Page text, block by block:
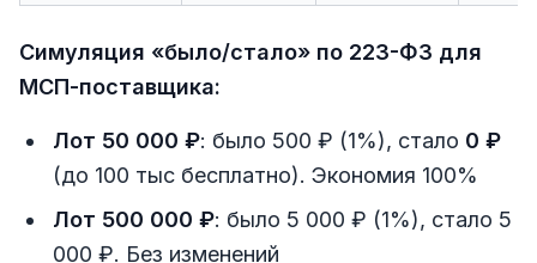
Симуляция «было/стало» по 223-ФЗ для
МСП-поставщика:
Лот 50 000 ₽: было 500 ₽ (1%), стало 0 ₽
(до 100 тыс бесплатно). Экономия 100%
Лот 500 000 ₽: было 5 000 ₽ (1%), стало 5
000 ₽. Без изменений